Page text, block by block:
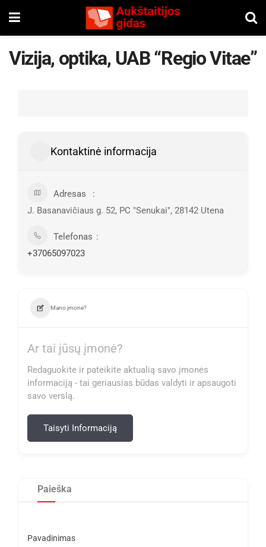
Vizija, optika, UAB “Regio Vitae”
Kontaktinė informacija
Adresas
J. Basanavičiaus g. 52, PC "Senukai", 28142 Utena
Telefonas
+37065097023
Mano įmonė?
Ar tai jūsų įmonė?
Redaguokite ir pateikite aktualią savo įmonės
informaciją - tai geriausias būdas valdyti ir apsaugoti
savo verslą.
Taisyti Informaciją
Paieška
Pavadinimas